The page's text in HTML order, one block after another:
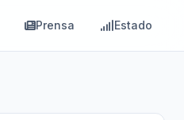
Prensa Estado